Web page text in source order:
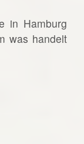
in Hamburg
was handelt